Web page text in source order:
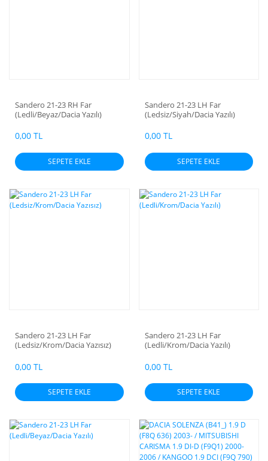
Sandero 21-23 RH Far
(Ledli/Beyaz/Dacia Yazılı)
0,00 TL
SEPETE EKLE
Sandero 21-23 LH Far
(Ledsiz/Siyah/Dacia Yazılı)
0,00 TL
SEPETE EKLE
Sandero 21-23 LH Far
(Ledsiz/Krom/Dacia Yazısız)
0,00 TL
SEPETE EKLE
Sandero 21-23 LH Far
(Ledli/Krom/Dacia Yazılı)
0,00 TL
SEPETE EKLE